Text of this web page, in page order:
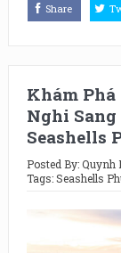
Share
Khám Phá
Nghi
Seashells
Posted By:Quynh
Tags:Seashells